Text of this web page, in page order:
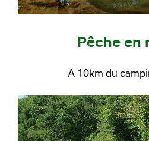
Pêche en
A 10km du